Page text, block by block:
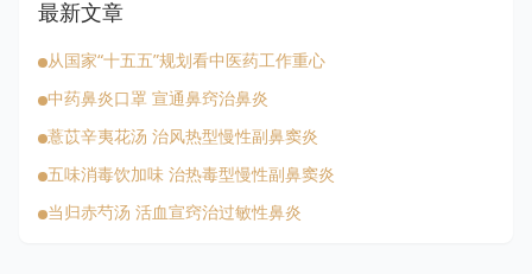
最新文章
从国家“十五五”规划看中医药工作重心
中药鼻炎口罩 宣通鼻窍治鼻炎
薏苡辛夷花汤 治风热型慢性副鼻窦炎
五味消毒饮加味 治热毒型慢性副鼻窦炎
当归赤芍汤 活血宣窍治过敏性鼻炎